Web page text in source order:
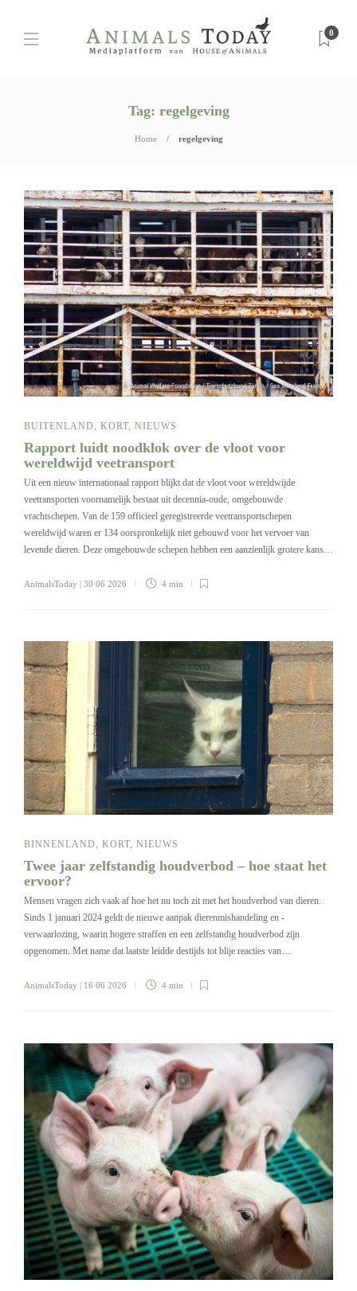
0
Tag: regelgeving
Home regelgeving
BUITENLAND KORT NIEUWS
Rapport luidt noodklok over de vloot voor
wereldwijd veetransport
Uit een nieuw internationaal rapport blijkt dat de vloot voor wereldwijde
veetransporten voornamelijk bestaat uit decennia-oude, omgebouwde
vrachtschepen. Van de 159 officieel geregistreerde veetransportschepen
wereldwijd waren er 134 oorspronkelijk niet gebouwd voor het vervoer van
levende dieren. Deze omgebouwde schepen hebben een aanzienlijk grotere kans…
AnimalsToday | 30 06 2026 4 min
BINNENLAND KORT NIEUWS
Twee jaar zelfstandig houdverbod – hoe staat het
ervoor?
Mensen vragen zich vaak af hoe het nu toch zit met het houdverbod van dieren.
Sinds 1 januari 2024 geldt de nieuwe aanpak dierenmishandeling en -
verwaarlozing, waarin hogere straffen en een zelfstandig houdverbod zijn
opgenomen. Met name dat laatste leidde destijds tot blije reacties van…
AnimalsToday | 16 06 2026 4 min